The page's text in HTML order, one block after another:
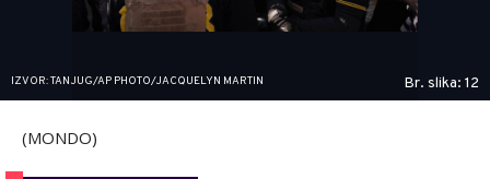
IZVOR: TANJUG/AP PHOTO/JACQUELYN MARTIN Br. slika: 12
(MONDO)